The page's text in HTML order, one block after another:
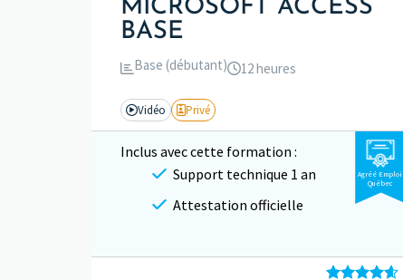
MICROSOFT ACCESS
BASE
Base (débutant) 12 heures
Vidéo Privé
Inclus avec cette formation :
Support technique 1 an
Attestation officielle
Agréé Emploi
Québec